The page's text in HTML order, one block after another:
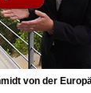
von der